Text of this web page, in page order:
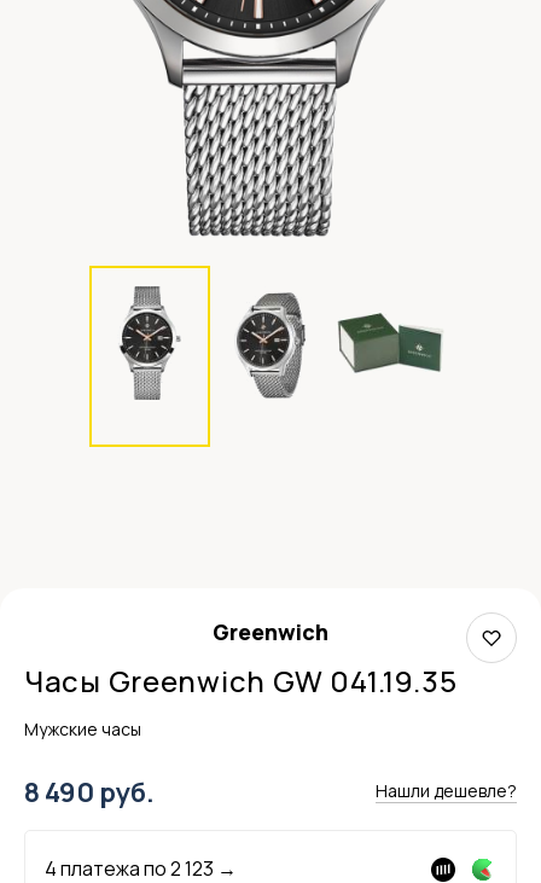
Greenwich
Часы Greenwich GW 041.19.35
Мужские часы
8 490 руб. Нашли дешевле?
4 платежа по2 123 →